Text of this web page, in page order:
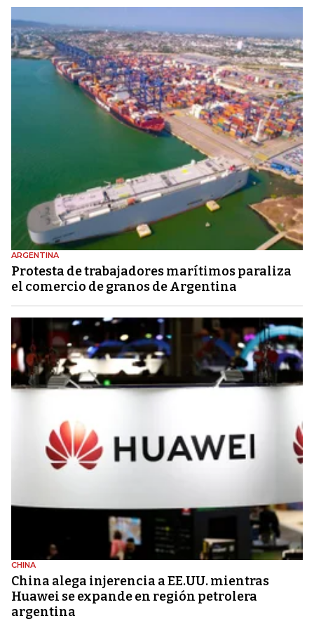
ARGENTINA
Protesta de trabajadores marítimos paraliza
el comercio de granos de Argentina
CHINA
China alega injerencia a EE.UU. mientras
Huawei se expande en región petrolera
argentina